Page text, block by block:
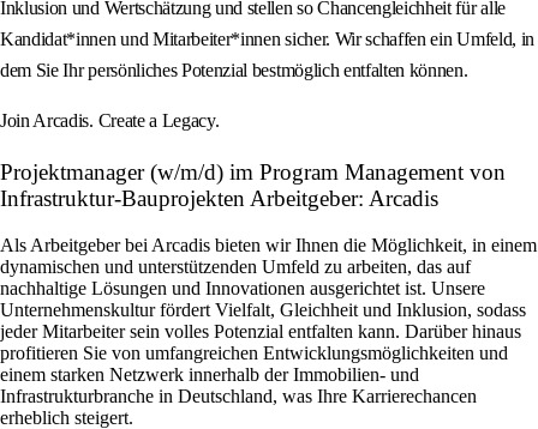
Inklusion und Wertschätzung und stellen so Chancengleichheit für alle
Kandidat*innen und Mitarbeiter*innen sicher. Wir schaffen ein Umfeld, in
dem Sie Ihr persönliches Potenzial bestmöglich entfalten können.
Join Arcadis. Create a Legacy.
Projektmanager (w/m/d) im Program Management von
Infrastruktur-Bauprojekten Arbeitgeber: Arcadis
Als Arbeitgeber bei Arcadis bieten wir Ihnen die Möglichkeit, in einem
dynamischen und unterstützenden Umfeld zu arbeiten, das auf
nachhaltige Lösungen und Innovationen ausgerichtet ist. Unsere
Unternehmenskultur fördert Vielfalt, Gleichheit und Inklusion, sodass
jeder Mitarbeiter sein volles Potenzial entfalten kann. Darüber hinaus
profitieren Sie von umfangreichen Entwicklungsmöglichkeiten und
einem starken Netzwerk innerhalb der Immobilien- und
Infrastrukturbranche in Deutschland, was Ihre Karrierechancen
erheblich steigert.